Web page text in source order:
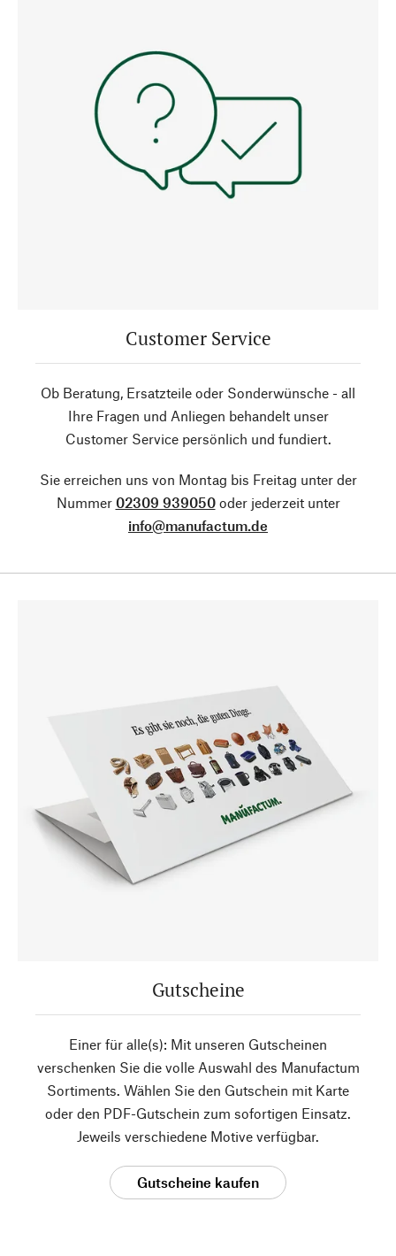
Customer Service
Ob Beratung, Ersatzteile oder Sonderwünsche - all
Ihre Fragen und Anliegen behandelt unser
Customer Service persönlich und fundiert.
Sie erreichen uns von Montag bis Freitag unter der
Nummer 02309 939050oder jederzeit unter
info@manufactum.de
Gutscheine
Einer für alle(s): Mit unseren Gutscheinen
verschenken Sie die volle Auswahl des Manufactum
Sortiments. Wählen Sie den Gutschein mit Karte
oder den PDF-Gutschein zum sofortigen Einsatz.
Jeweils verschiedene Motive verfügbar.
Gutscheine kaufen